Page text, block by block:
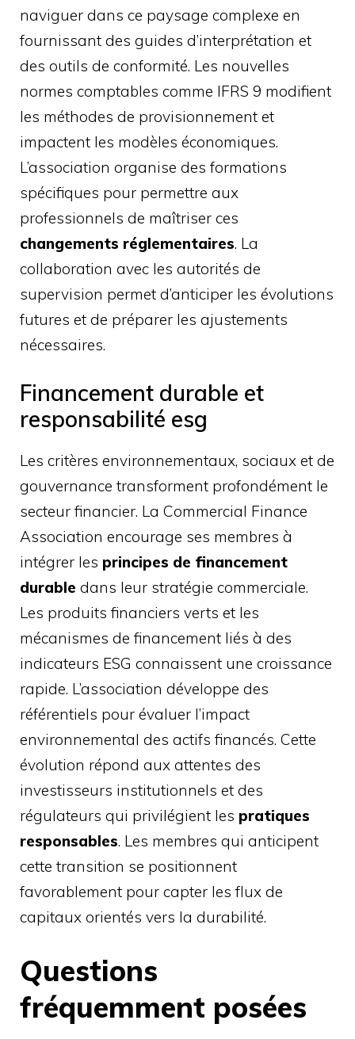
naviguer dans ce paysage complexe en
fournissant des guides d’interprétation et
des outils de conformité. Les nouvelles
normes comptables comme IFRS 9 modifient
les méthodes de provisionnement et
impactent les modèles économiques.
L’association organise des formations
spécifiques pour permettre aux
professionnels de maîtriser ces
changements réglementaires. La
collaboration avec les autorités de
supervision permet d’anticiper les évolutions
futures et de préparer les ajustements
nécessaires.
Financement durable et
responsabilité esg
Les critères environnementaux, sociaux et de
gouvernance transforment profondément le
secteur financier. La Commercial Finance
Association encourage ses membres à
intégrer les principes de financement
durable dans leur stratégie commerciale.
Les produits financiers verts et les
mécanismes de financement liés à des
indicateurs ESG connaissent une croissance
rapide. L’association développe des
référentiels pour évaluer l’impact
environnemental des actifs financés. Cette
évolution répond aux attentes des
investisseurs institutionnels et des
régulateurs qui privilégient les pratiques
responsables. Les membres qui anticipent
cette transition se positionnent
favorablement pour capter les flux de
capitaux orientés vers la durabilité.
Questions
fréquemment posées